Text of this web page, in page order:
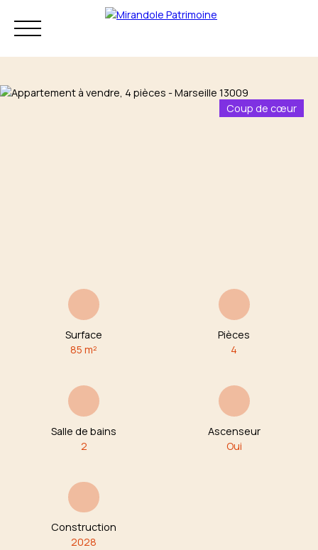
Coup de cœur
Surface
85m²
Pièces
4
Salle de bains
2
Ascenseur
Oui
Construction
2028